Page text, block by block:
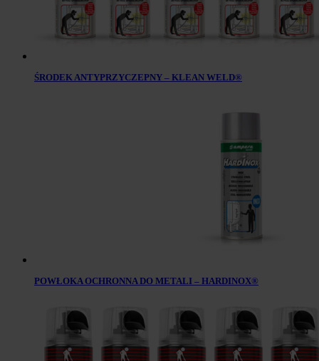
ŚRODEK ANTYPRZYCZEPNY – KLEAN WELD®
POWŁOKA OCHRONNA DO METALI – HARDINOX®